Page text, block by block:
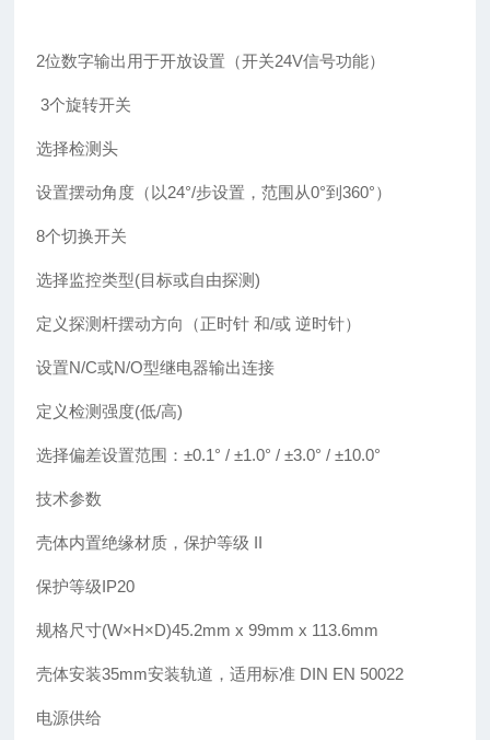
2位数字输出用于开放设置（开关24V信号功能）
3个旋转开关
选择检测头
设置摆动角度（以24°/步设置，范围从0°到360°）
8个切换开关
选择监控类型(目标或自由探测)
定义探测杆摆动方向（正时针 和/或 逆时针）
设置N/C或N/O型继电器输出连接
定义检测强度(低/高)
选择偏差设置范围：±0.1° / ±1.0° / ±3.0° / ±10.0°
技术参数
壳体内置绝缘材质，保护等级 II
保护等级IP20
规格尺寸(W×H×D)45.2mm x 99mm x 113.6mm
壳体安装35mm安装轨道，适用标准 DIN EN 50022
电源供给